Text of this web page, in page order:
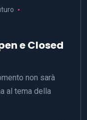
e Closed
non sarà
al tema della